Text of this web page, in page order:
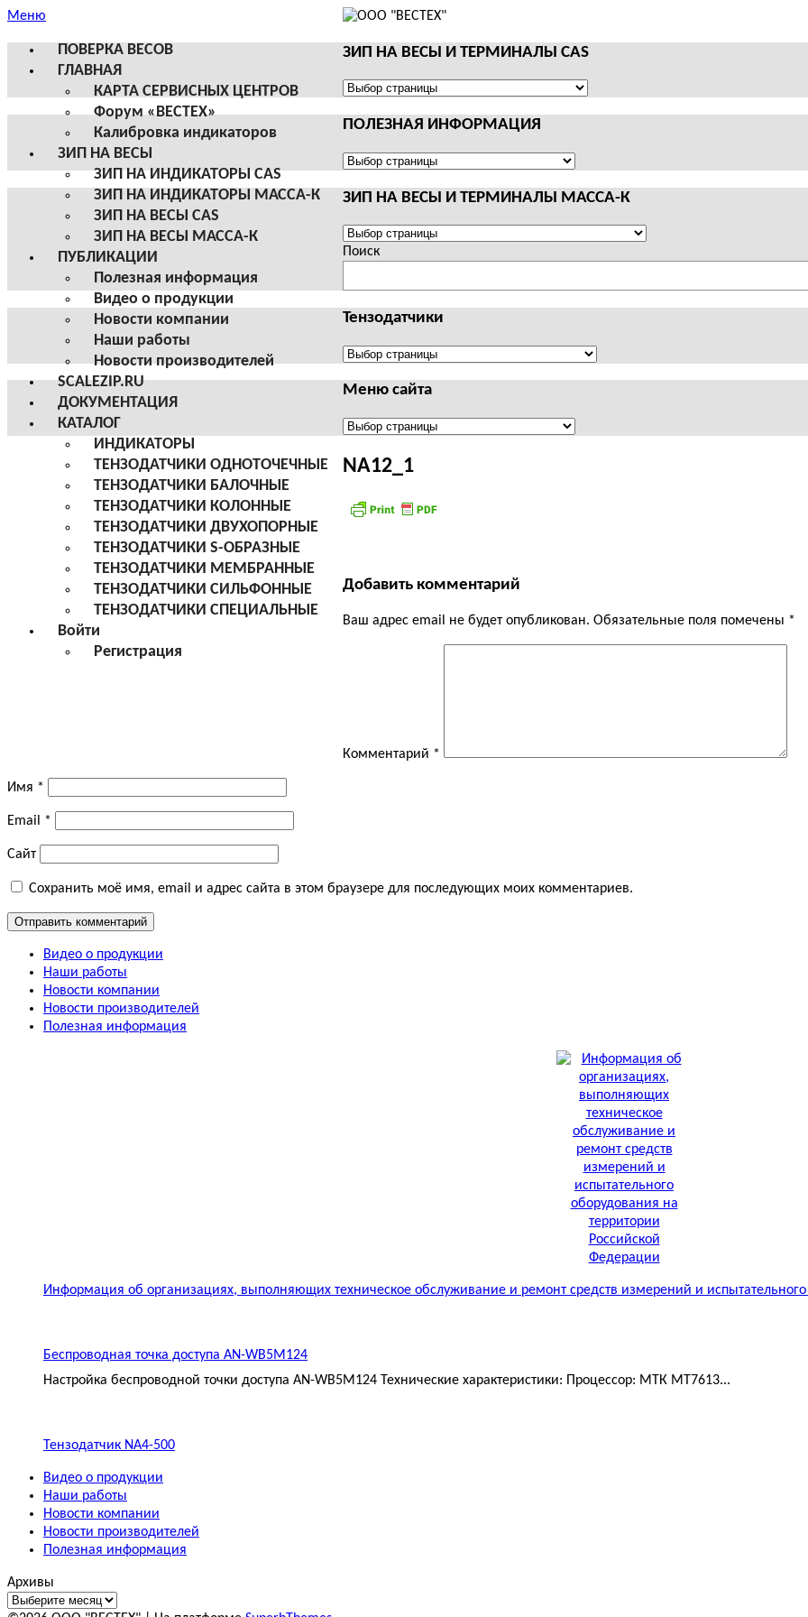
Меню
ПОВЕРКА ВЕСОВ
ГЛАВНАЯ
КАРТА СЕРВИСНЫХ ЦЕНТРОВ
Форум «ВЕСТЕХ»
Калибровка индикаторов
ЗИП НА ВЕСЫ
ЗИП НА ИНДИКАТОРЫ CAS
ЗИП НА ИНДИКАТОРЫ МАССА-К
ЗИП НА ВЕСЫ CAS
ЗИП НА ВЕСЫ МАССА-К
ПУБЛИКАЦИИ
Полезная информация
Видео о продукции
Новости компании
Наши работы
Новости производителей
SCALEZIP.RU
ДОКУМЕНТАЦИЯ
КАТАЛОГ
ИНДИКАТОРЫ
ТЕНЗОДАТЧИКИ ОДНОТОЧЕЧНЫЕ
ТЕНЗОДАТЧИКИ БАЛОЧНЫЕ
ТЕНЗОДАТЧИКИ КОЛОННЫЕ
ТЕНЗОДАТЧИКИ ДВУХОПОРНЫЕ
ТЕНЗОДАТЧИКИ S-ОБРАЗНЫЕ
ТЕНЗОДАТЧИКИ МЕМБРАННЫЕ
ТЕНЗОДАТЧИКИ СИЛЬФОННЫЕ
ТЕНЗОДАТЧИКИ СПЕЦИАЛЬНЫЕ
Войти
Регистрация
ЗИП НА ВЕСЫ И ТЕРМИНАЛЫ CAS
ЗИП
ВЕСЫ
ТЕРМИНАЛЫ
ПОЛЕЗНАЯ ИНФОРМАЦИЯ
ПОЛЕЗНАЯ
ЗИП НА ВЕСЫ И ТЕРМИНАЛЫ МАССА-К
ЗИП
НА
И
ТЕРМИНАЛЫ
МАССА-
Поиск
Тензодатчики
Тензодатчики
Меню сайта
Меню
NA12_1
Добавить комментарий
Ваш адрес email не будет опубликован. Обязательные поля помечены *
Комментарий *
Имя *
Email *
Сайт
Сохранить моё имя, email и адрес сайта в этом браузере для последующих моих комментариев.
Видео о продукции
Наши работы
Новости компании
Новости производителей
Полезная информация
Информация об организациях, выполняющих техническое обслуживание и ремонт средств измерений и
Беспроводная точка доступа AN-WB5M124
Настройка беспроводной точки доступа AN-WB5M124 Технические характеристики: Процессор: МТК MT7613...
Тензодатчик NA4-500
Видео о продукции
Наши работы
Новости компании
Новости производителей
Полезная информация
Архивы